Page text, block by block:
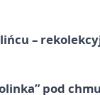
–
pod